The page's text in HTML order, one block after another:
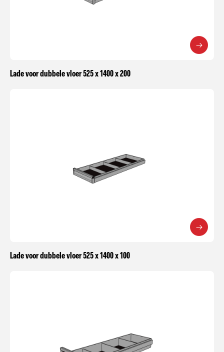
Lade voor dubbele vloer 525 x 1400 x 200
Lade voor dubbele vloer 525 x 1400 x 100